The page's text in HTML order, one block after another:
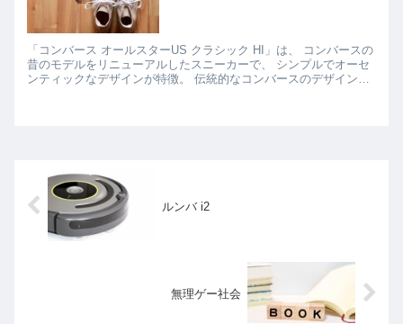
「コンバース オールスターUS クラシック HI」は、 コンバースの
昔のモデルをリニューアルしたスニーカーで、 シンプルでオーセ
ンティックなデザインが特徴。 伝統的なコンバースのデザインを
ルンバ i2
無理ゲー社会